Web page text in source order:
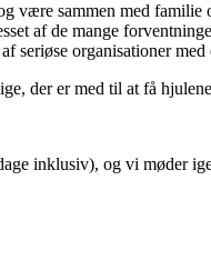
være sammen med
af de mange
seriøse organisationer
der er med til at få
inklusiv), og vi møder